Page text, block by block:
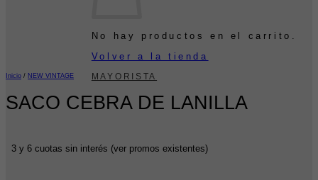
No hay productos en el carrito.
Volver a la tienda
MAYORISTA
Inicio / NEW VINTAGE
SACO CEBRA DE LANILLA
3 y 6 cuotas sin interés (ver promos existentes)